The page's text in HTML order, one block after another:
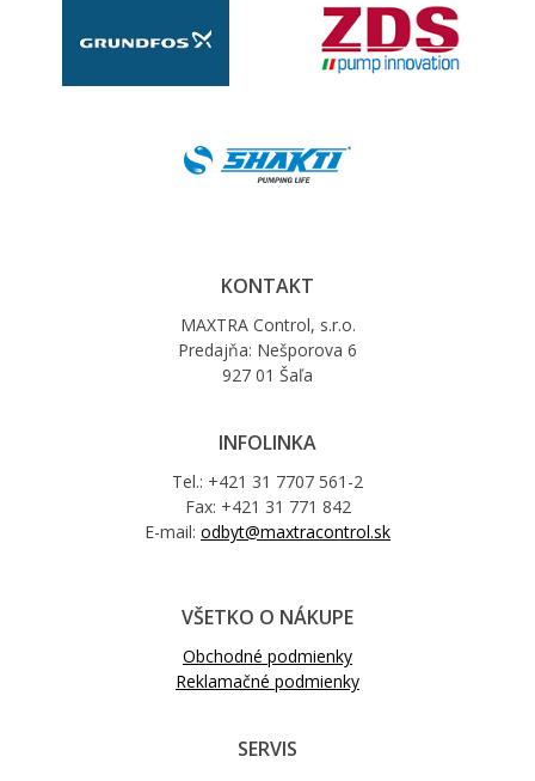
KONTAKT
MAXTRA Control, s.r.o.
Predajňa: Nešporova 6
927 01 Šaľa
INFOLINKA
Tel.: +421 31 7707 561-2
Fax: +421 31 771 842
E-mail: odbyt@maxtracontrol.sk
VŠETKO O NÁKUPE
Obchodné podmienky
Reklamačné podmienky
SERVIS